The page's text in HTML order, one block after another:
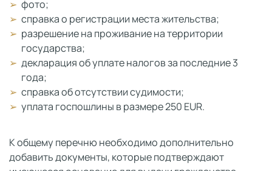
фото;
справка о регистрации места жительства;
разрешение на проживание на территории
государства;
декларация об уплате налогов за последние 3
года;
справка об отсутствии судимости;
уплата госпошлины в размере 250 EUR.
К общему перечню необходимо дополнительно
добавить документы, которые подтверждают